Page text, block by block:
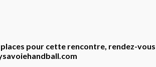
pour cette rencontre, rendez-vous